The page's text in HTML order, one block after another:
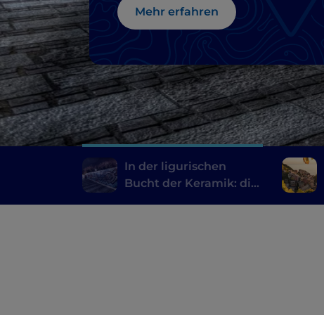
Mehr erfahren
In der ligurischen
Bucht der Keramik: die